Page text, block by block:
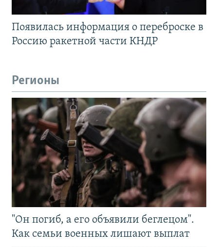
Появилась информация о переброске в
Россию ракетной части КНДР
Регионы
"Он погиб, а его объявили беглецом".
Как семьи военных лишают выплат